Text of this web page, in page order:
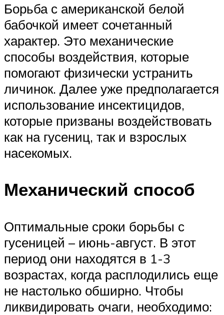
Борьба с американской белой
бабочкой имеет сочетанный
характер. Это механические
способы воздействия, которые
помогают физически устранить
личинок. Далее уже предполагается
использование инсектицидов,
которые призваны воздействовать
как на гусениц, так и взрослых
насекомых.
Механический способ
Оптимальные сроки борьбы с
гусеницей – июнь-август. В этот
период они находятся в 1-3
возрастах, когда расплодились еще
не настолько обширно. Чтобы
ликвидировать очаги, необходимо: